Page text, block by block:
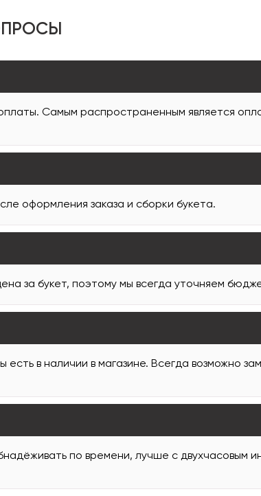
Самым распространенным является
оформления заказа и сборки букета.
за букет, поэтому мы всегда уточняем
в наличии в магазине. Всегда возможно
по времени, лучше с двухчасовым